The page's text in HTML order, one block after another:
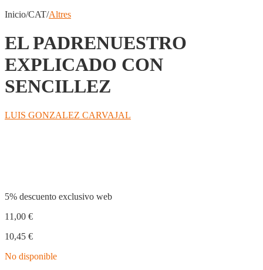
Inicio/CAT/Altres
EL PADRENUESTRO
EXPLICADO CON
SENCILLEZ
LUIS GONZALEZ CARVAJAL
5% descuento exclusivo web
11,00 €
10,45 €
No disponible